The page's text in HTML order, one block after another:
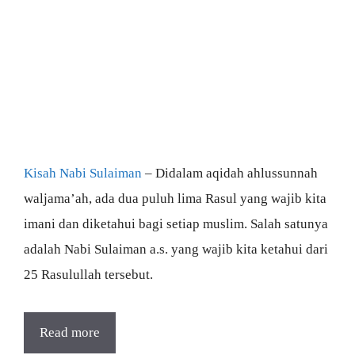
Kisah Nabi Sulaiman – Didalam aqidah ahlussunnah
waljama’ah, ada dua puluh lima Rasul yang wajib kita
imani dan diketahui bagi setiap muslim. Salah satunya
adalah Nabi Sulaiman a.s. yang wajib kita ketahui dari
25 Rasulullah tersebut.
Read more